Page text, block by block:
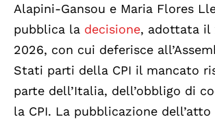
Alapini-Gansou e Maria Flores
pubblica la decisione, adottata il
2026, con cui deferisce
Stati parti della CPI il mancato
parte dell’Italia, dell’obbligo di
la CPI. La pubblicazione dell’atto